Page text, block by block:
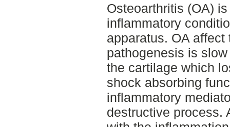
Osteoarthritis (OA)
inflammatory
apparatus. OA
pathogenesis is
the cartilage which
shock absorbing
inflammatory
destructive process.